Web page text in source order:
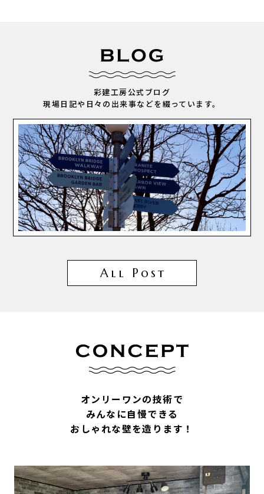
彩建工房公式ブログ
現場日記や日々の出来事などを綴っています。
All Post
オンリーワンの技術で
みんなに自慢できる
おしゃれな壁を造ります！